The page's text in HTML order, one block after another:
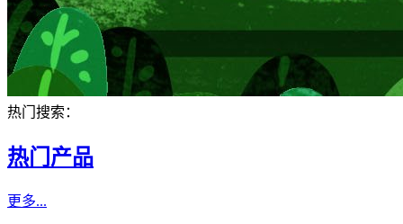
热门搜索：
热门产品
更多...